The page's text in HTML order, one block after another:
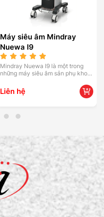
Máy siêu âm Mindray
Nuewa I9
Mindray Nuewa I9 là một trong
những máy siêu âm sản phụ khoa
thiết kế đặc biệt để cung cấp hình
ảnh chất lượng cao và trải nghiệm
Liên hệ